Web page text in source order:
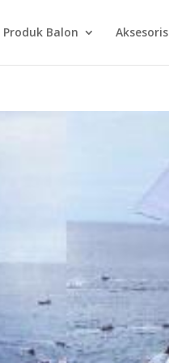
Produk Balon Aksesoris